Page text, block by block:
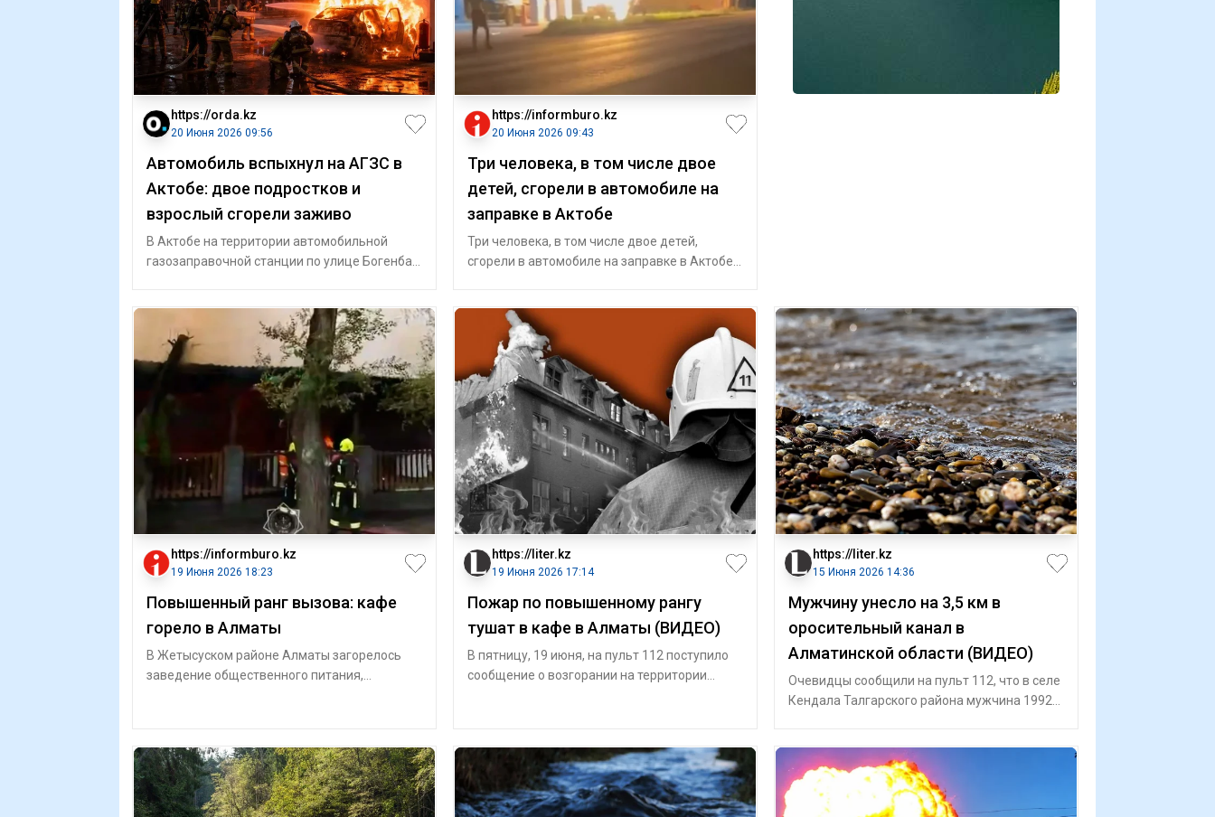
https://orda.kz
20 Июня 2026 09:56
Автомобиль вспыхнул на АГЗС в
Актобе: двое подростков и
взрослый сгорели заживо
В Актобе на территории автомобильной
газозаправочной станции по улице Богенбай
https://informburo.kz
20 Июня 2026 09:43
Три человека, в том числе двое
детей, сгорели в автомобиле на
заправке в Актобе
Три человека, в том числе двое детей,
сгорели в автомобиле на заправке в Актобе,
https://informburo.kz
19 Июня 2026 18:23
Повышенный ранг вызова: кафе
горело в Алматы
В Жетысуском районе Алматы загорелось
заведение общественного питания,
https://liter.kz
19 Июня 2026 17:14
Пожар по повышенному рангу
тушат в кафе в Алматы (ВИДЕО)
В пятницу, 19 июня, на пульт 112 поступило
сообщение о возгорании на территории
https://liter.kz
15 Июня 2026 14:36
Мужчину унесло на 3,5 км в
оросительный канал в
Алматинской области (ВИДЕО)
Очевидцы сообщили на пульт 112, что в селе
Кендала Талгарского района мужчина 1992